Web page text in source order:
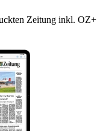
Zeitung inkl. OZ+